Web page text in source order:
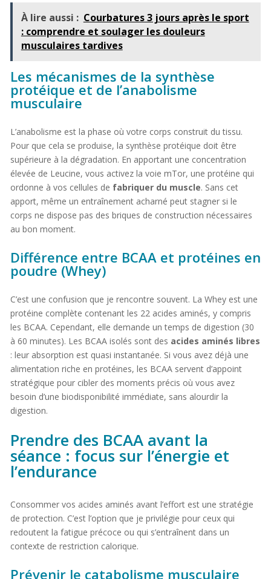
À lire aussi : Courbatures 3 jours après le sport
: comprendre et soulager les douleurs
musculaires tardives
Les mécanismes de la synthèse
protéique et de l’anabolisme
musculaire
L’anabolisme est la phase où votre corps construit du tissu.
Pour que cela se produise, la synthèse protéique doit être
supérieure à la dégradation. En apportant une concentration
élevée de Leucine, vous activez la voie mTor, une protéine qui
ordonne à vos cellules de fabriquer du muscle. Sans cet
apport, même un entraînement acharné peut stagner si le
corps ne dispose pas des briques de construction nécessaires
au bon moment.
Différence entre BCAA et protéines en
poudre (Whey)
C’est une confusion que je rencontre souvent. La Whey est une
protéine complète contenant les 22 acides aminés, y compris
les BCAA. Cependant, elle demande un temps de digestion (30
à 60 minutes). Les BCAA isolés sont des acides aminés libres
: leur absorption est quasi instantanée. Si vous avez déjà une
alimentation riche en protéines, les BCAA servent d’appoint
stratégique pour cibler des moments précis où vous avez
besoin d’une biodisponibilité immédiate, sans alourdir la
digestion.
Prendre des BCAA avant la
séance : focus sur l’énergie et
l’endurance
Consommer vos acides aminés avant l’effort est une stratégie
de protection. C’est l’option que je privilégie pour ceux qui
redoutent la fatigue précoce ou qui s’entraînent dans un
contexte de restriction calorique.
Prévenir le catabolisme musculaire